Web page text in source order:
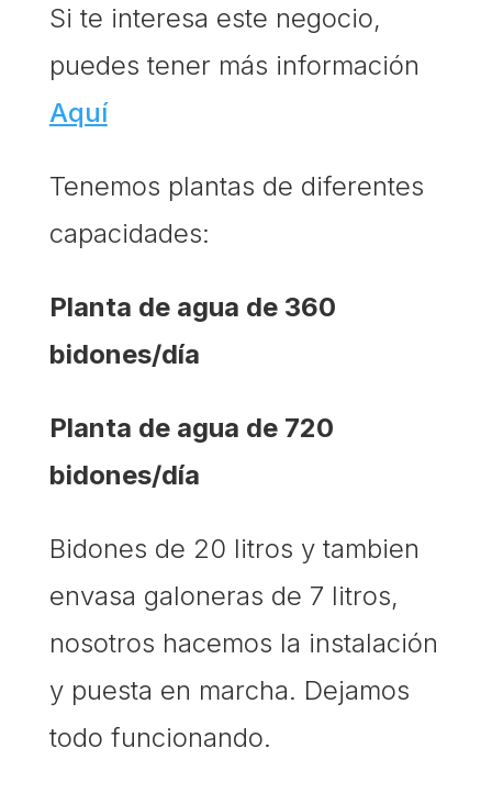
Si te interesa este negocio,
puedes tener más información
Aquí
Tenemos plantas de diferentes
capacidades:
Planta de agua de 360
bidones/día
Planta de agua de 720
bidones/día
Bidones de 20 litros y tambien
envasa galoneras de 7 litros,
nosotros hacemos la instalación
y puesta en marcha. Dejamos
todo funcionando.